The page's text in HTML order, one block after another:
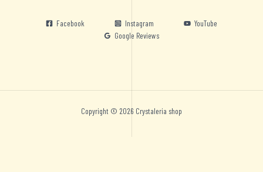
Facebook Instagram
YouTube
Google Reviews
Copyright © 2026 Crystaleria shop